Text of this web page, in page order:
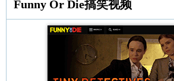
Funny Or Die搞笑视频